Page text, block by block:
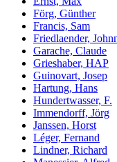
Förg, Günther
Francis, Sam
Friedlaender,
Garache, Claude
Grieshaber, HAP
Guinovart, Josep
Hartung, Hans
Hundertwasser, F.
Immendorff, Jörg
Janssen, Horst
Léger, Fernand
Lindner, Richard